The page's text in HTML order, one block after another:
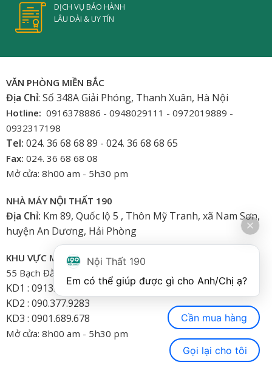
DỊCH VỤ BẢO HÀNH
LÂU DÀI & UY TÍN
VĂN PHÒNG MIỀN BẮC
Địa Chỉ: Số 348A Giải Phóng, Thanh Xuân, Hà Nội
Hotline: 0916378886 - 0948029111 - 0972019889 -
0932317198
Tel: 024. 36 68 68 89 - 024. 36 68 68 65
Fax: 024. 36 68 68 08
Mở cửa: 8h00 am - 5h30 pm
NHÀ MÁY NỘI THẤT 190
Địa Chỉ: Km 89, Quốc lộ 5 , Thôn Mỹ Tranh, xã Nam Sơn,
huyện An Dương, Hải Phòng
KHU VỰC MIỀN NAM
55 Bạch Đằng, Phường 15, Bình Thạnh-HCM
KD1 : 0913.922.926
KD2 : 090.377.9283
KD3 : 0901.689.678
Mở cửa: 8h00 am - 5h30 pm
Nội Thất 190
Cần mua hàng
Gọi lại cho tôi